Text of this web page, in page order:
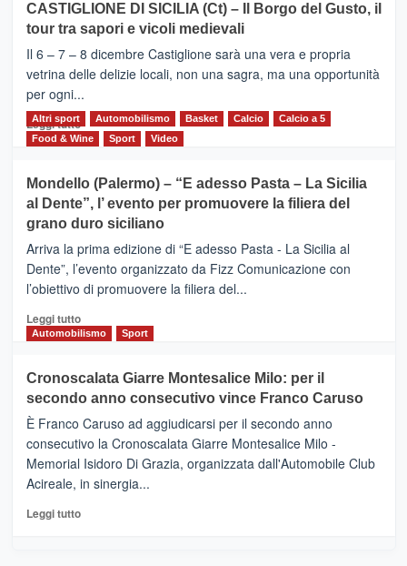
MOIO
ALCANTARA
–
Vivicittà,
scoperta
del
territorio,
e
messaggi
di
CASTIGLIONE DI SICILIA (Ct) – Il Borgo del Gusto, il
tour tra sapori e vicoli medievali
Il 6 – 7 – 8 dicembre Castiglione sarà una vera e propria
vetrina delle delizie locali, non una sagra, ma una opportunità
per ogni...
Leggi tuttoLeggi
di
CASTIGLIONE
DI
SICILIA
(Ct)
Il
Borgo
Gusto,
il
tra
sapori
e
vicoli
medievali
Altri sport Automobilismo Basket Calcio
Calcio a 5
Food & Wine
Sport Video
Mondello (Palermo) – “E adesso Pasta – La Sicilia
al Dente”, l’ evento per promuovere la filiera del
grano duro siciliano
Arriva la prima edizione di “E adesso Pasta - La Sicilia al
Dente”, l’evento organizzato da Fizz Comunicazione con
l’obiettivo di promuovere la filiera del...
Leggi tuttoLeggi
di
Mondello
(Palermo)
–
“E
Pasta
–
Automobilismo Sport
Cronoscalata Giarre Montesalice Milo: per il
secondo anno consecutivo vince Franco Caruso
È Franco Caruso ad aggiudicarsi per il secondo anno
consecutivo la Cronoscalata Giarre Montesalice Milo -
Memorial Isidoro Di Grazia, organizzata dall'Automobile Club
Acireale, in sinergia...
Leggi tuttoLeggi